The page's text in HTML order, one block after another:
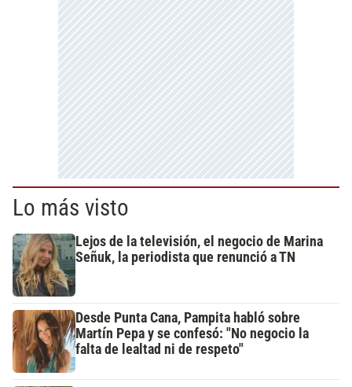
Lo más visto
Lejos de la televisión, el negocio de Marina
Señuk, la periodista que renunció a TN
Desde Punta Cana, Pampita habló sobre
Martín Pepa y se confesó: "No negocio la
falta de lealtad ni de respeto"